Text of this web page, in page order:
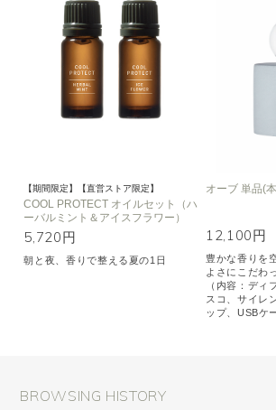
【期間限定】【直営ストア限定】
COOL PROTECT オイルセット（ハ
ーバルミント＆アイスフラワー）
5,720円
朝と夜、香りで整える夏の1日
オーブ 単品(
12,100円
豊かな香りを
よさにこだわ
（内容：ディ
スコ、サイレ
ップ、USBケ
BROWSING HISTORY